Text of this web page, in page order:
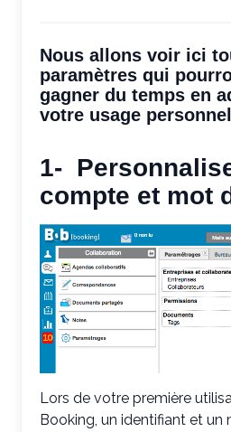
Nous allons voir ici
paramètres qui
gagner du temps en
votre usage personnel
1-
compte et mot
Lors de votre première
Booking, un identifiant et un